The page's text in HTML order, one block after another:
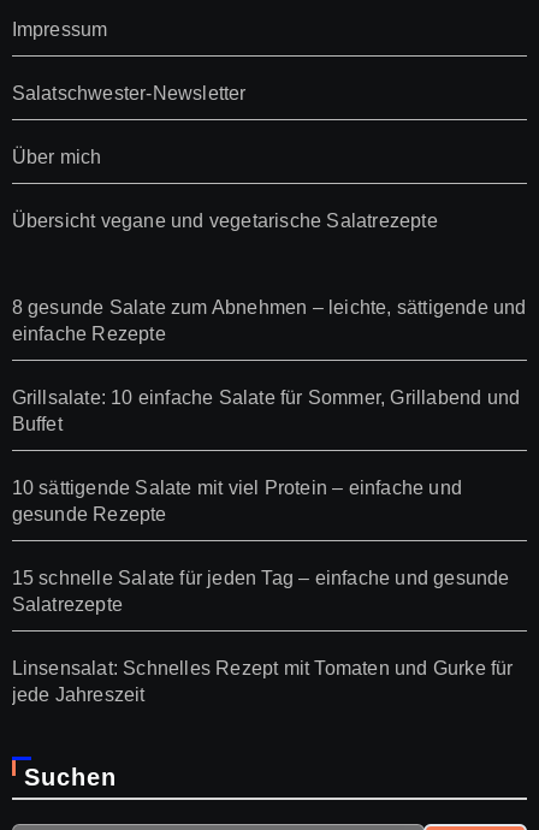
Impressum
Salatschwester-Newsletter
Über mich
Übersicht vegane und vegetarische Salatrezepte
8 gesunde Salate zum Abnehmen – leichte, sättigende und
einfache Rezepte
Grillsalate: 10 einfache Salate für Sommer, Grillabend und
Buffet
10 sättigende Salate mit viel Protein – einfache und
gesunde Rezepte
15 schnelle Salate für jeden Tag – einfache und gesunde
Salatrezepte
Linsensalat: Schnelles Rezept mit Tomaten und Gurke für
jede Jahreszeit
Suchen